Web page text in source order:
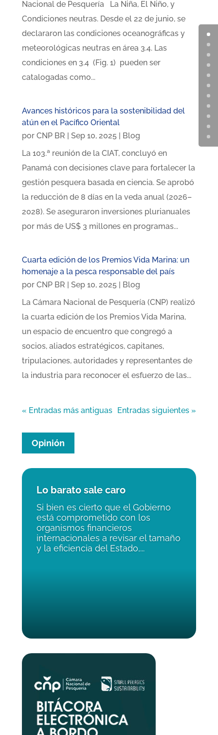
Nacional de Pesquería La Niña, El Niño, y
Condiciones neutras. Desde el 22 de junio, se
declararon las condiciones oceanográficas y
meteorológicas neutras en área 3.4. Las
condiciones en 3.4 (Fig. 1) pueden ser
catalogadas como...
Avances históricos para la sostenibilidad del
atún en el Pacífico Oriental
por CNP BR Sep 10, 2025|
Blog
La 103.ª reunión de la CIAT, concluyó en
Panamá con decisiones clave para fortalecer la
gestión pesquera basada en ciencia. Se aprobó
la reducción de 8 días en la veda anual (2026–
2028). Se aseguraron inversiones plurianuales
por más de US$ 3 millones en programas...
Cuarta edición de los Premios Vida Marina: un
homenaje a la pesca responsable del país
por CNP BR Sep 10, 2025|
Blog
La Cámara Nacional de Pesquería (CNP) realizó
la cuarta edición de los Premios Vida Marina,
un espacio de encuentro que congregó a
socios, aliados estratégicos, capitanes,
tripulaciones, autoridades y representantes de
la industria para reconocer el esfuerzo de las...
« Entradas más antiguas Entradas siguientes »
Opinión
Lo barato sale caro
Si bien es cierto que el Gobierno
está comprometido con los
organismos financieros
internacionales a revisar el tamaño
y la eficiencia del Estado,...